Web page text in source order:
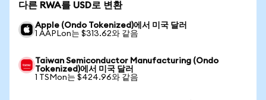
다른 RWA를 USD로 변환
Apple (Ondo Tokenized)에서 미국 달러
1 AAPLon는 $313.62와 같음
Taiwan Semiconductor Manufacturing (Ondo
Tokenized)에서 미국 달러
1 TSMon는 $424.96와 같음